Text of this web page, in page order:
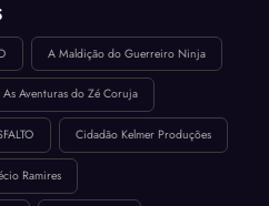
A Maldição do Guerreiro Ninja
As Aventuras do Zé Coruja
Cidadão Kelmer Produções
Ramires